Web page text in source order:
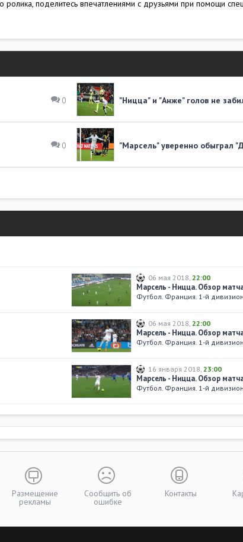
поделитесь впечатлениями с друзьями при помощи
0 "Ницца" и "Анже" голов не
0 "Марсель" уверенно обыграл
06 мая 2018, 22:00
Марсель - Ницца. Обзор
Футбол. Франция. 1-й дивизион
06 мая 2018, 22:00
Марсель - Ницца. Обзор
Футбол. Франция. 1-й дивизион
16 января 2018, 23:00
Марсель - Ницца. Обзор
Футбол. Франция. 1-й дивизион
Размещение
рекламы
Сообщить об
ошибке
Контакты